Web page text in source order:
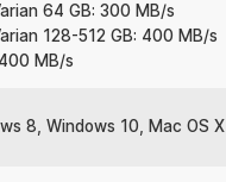
smartphone secara
hilang sekalipun.
melindungi bagian plug
kapan saja tanpa
64 GB: 300 MB/s
128-512 GB: 400 MB/s
MB/s
8, Windows 10, Mac OS